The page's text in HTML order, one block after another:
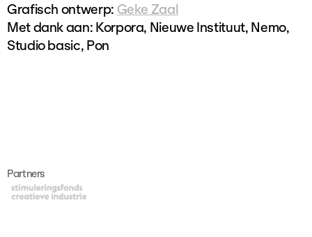
Grafisch ontwerp: Geke Zaal
Met dank aan: Korpora, Nieuwe Instituut, Nemo,
Studio basic, Pon
Partners